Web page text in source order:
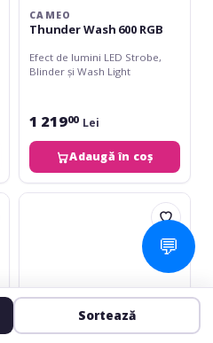
CAMEO
Thunder Wash 600 RGB
Efect de lumini LED Strobe,
Blinder și Wash Light
1 21900 Lei
Adaugă în coș
Eurolite
COB
Sortează
💬